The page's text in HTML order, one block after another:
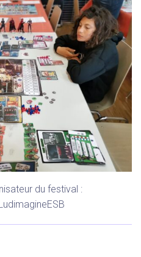
du festival :